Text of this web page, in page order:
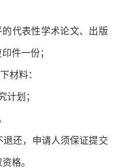
代表性学术论文、出版
件一份；
材料：
计划；
退还，申请人须保证提交
格。